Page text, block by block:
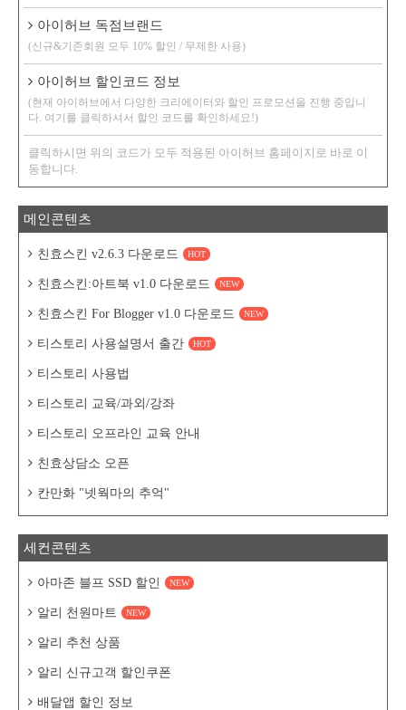
아이허브 독점브랜드
(신규&기존회원 모두 10% 할인 / 무제한 사용)
아이허브 할인코드 정보
(현재 아이허브에서 다양한 크리에이터와 할인 프로모션을 진행 중입니
다. 여기를 클릭하셔서 할인 코드를 확인하세요!)
클릭하시면 위의 코드가 모두 적용된 아이허브 홈페이지로 바로 이
동합니다.
메인콘텐츠
친효스킨 v2.6.3 다운로드 HOT
친효스킨:아트북 v1.0 다운로드 NEW
친효스킨 For Blogger v1.0 다운로드 NEW
티스토리 사용설명서 출간 HOT
티스토리 사용법
티스토리 교육/과외/강좌
티스토리 오프라인 교육 안내
친효상담소 오픈
칸만화 "넷웍마의 추억"
세컨콘텐츠
아마존 블프 SSD 할인 NEW
알리 천원마트 NEW
알리 추천 상품
알리 신규고객 할인쿠폰
배달앱 할인 정보